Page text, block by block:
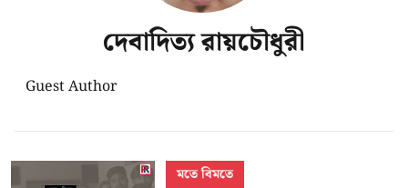
দেবাদিত্য রায়চৌধুরী
Guest Author
মতে বিমতে